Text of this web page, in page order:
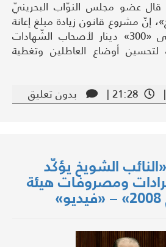
عضو مجلس النوّاب البحرينيّ
إنّ مشروع قانون زيادة مبلغ إعانة
التعطّل من «200» إلى «300» دينار لأصحاب الشّهادات
أوضاع العاطلين وتغطية
21:28 | بدون تعليق
الشويخ يؤكّد
ومصروفات هيئة